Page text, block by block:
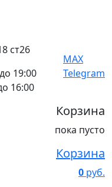
ст26
19:00
16:00
MAX
Telegram
Корзина
пока пусто
Корзина
0 руб.